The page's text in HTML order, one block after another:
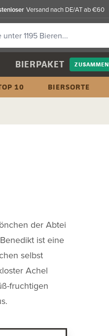
Versand nach DE/AT ab €60
BIERPAKET
10 BIERSORTE
der Abtei
ist eine
selbst
Achel
fruchtigen